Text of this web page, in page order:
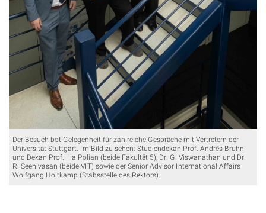
Der Besuch bot Gelegenheit für zahlreiche Gespräche mit Vertretern der
Universität Stuttgart. Im Bild zu sehen: Studiendekan Prof. Andrés Bruhn
und Dekan Prof. Ilia Polian (beide Fakultät 5), Dr. G. Viswanathan und Dr.
R. Seenivasan (beide VIT) sowie der Senior Advisor International Affairs
Wolfgang Holtkamp (Stabsstelle des Rektors).